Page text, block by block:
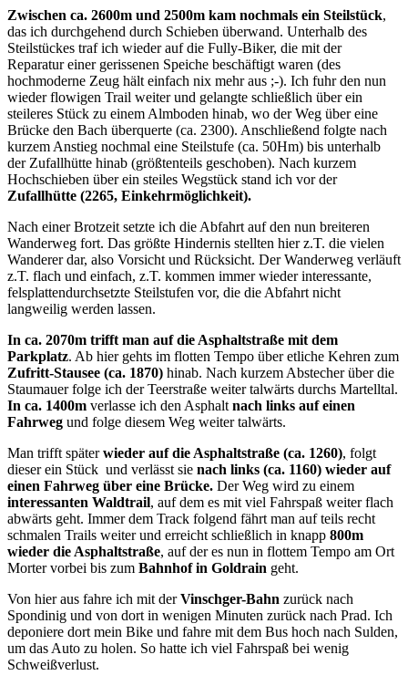
Zwischen ca. 2600m und 2500m kam nochmals ein Steilstück,
das ich durchgehend durch Schieben überwand. Unterhalb des
Steilstückes traf ich wieder auf die Fully-Biker, die mit der
Reparatur einer gerissenen Speiche beschäftigt waren (des
hochmoderne Zeug hält einfach nix mehr aus ;-). Ich fuhr den nun
wieder flowigen Trail weiter und gelangte schließlich über ein
steileres Stück zu einem Almboden hinab, wo der Weg über eine
Brücke den Bach überquerte (ca. 2300). Anschließend folgte nach
kurzem Anstieg nochmal eine Steilstufe (ca. 50Hm) bis unterhalb
der Zufallhütte hinab (größtenteils geschoben). Nach kurzem
Hochschieben über ein steiles Wegstück stand ich vor der
Zufallhütte (2265, Einkehrmöglichkeit).
Nach einer Brotzeit setzte ich die Abfahrt auf den nun breiteren
Wanderweg fort. Das größte Hindernis stellten hier z.T. die vielen
Wanderer dar, also Vorsicht und Rücksicht. Der Wanderweg verläuft
z.T. flach und einfach, z.T. kommen immer wieder interessante,
felsplattendurchsetzte Steilstufen vor, die die Abfahrt nicht
langweilig werden lassen.
In ca. 2070m trifft man auf die Asphaltstraße mit dem
Parkplatz. Ab hier gehts im flotten Tempo über etliche Kehren zum
Zufritt-Stausee (ca. 1870) hinab. Nach kurzem Abstecher über die
Staumauer folge ich der Teerstraße weiter talwärts durchs Martelltal.
In ca. 1400m verlasse ich den Asphalt nach links auf einen
Fahrweg und folge diesem Weg weiter talwärts.
Man trifft späterwieder auf die Asphaltstraße (ca. 1260), folgt
dieser ein Stück und verlässt sie nach links (ca. 1160) wieder auf
einen Fahrweg über eine Brücke. Der Weg wird zu einem
interessanten Waldtrail, auf dem es mit viel Fahrspaß weiter flach
abwärts geht. Immer dem Track folgend fährt man auf teils recht
schmalen Trails weiter und erreicht schließlich in knapp 800m
wieder die Asphaltstraße, auf der es nun in flottem Tempo am Ort
Morter vorbei bis zum Bahnhof in Goldrain geht.
Von hier aus fahre ich mit derVinschger-Bahn zurück nach
Spondinig und von dort in wenigen Minuten zurück nach Prad. Ich
deponiere dort mein Bike und fahre mit dem Bus hoch nach Sulden,
um das Auto zu holen. So hatte ich viel Fahrspaß bei wenig
Schweißverlust.